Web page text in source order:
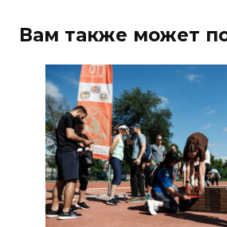
Вам также может